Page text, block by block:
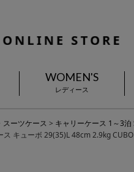
WOMEN'S
レディース
スーツケース
キャリーケース 1～3泊
ス キューボ 29(35)L 48cm 2.9kg